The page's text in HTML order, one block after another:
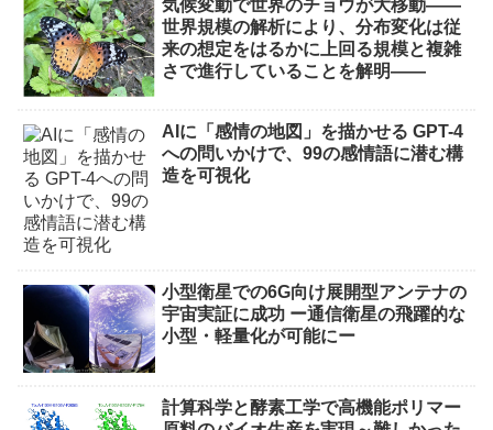
気候変動で世界のチョウが大移動――
世界規模の解析により、分布変化は従
来の想定をはるかに上回る規模と複雑
さで進行していることを解明――
AIに「感情の地図」を描かせる GPT-4
への問いかけで、99の感情語に潜む構
造を可視化
小型衛星での6G向け展開型アンテナの
宇宙実証に成功 ー通信衛星の飛躍的な
小型・軽量化が可能にー
計算科学と酵素工学で高機能ポリマー